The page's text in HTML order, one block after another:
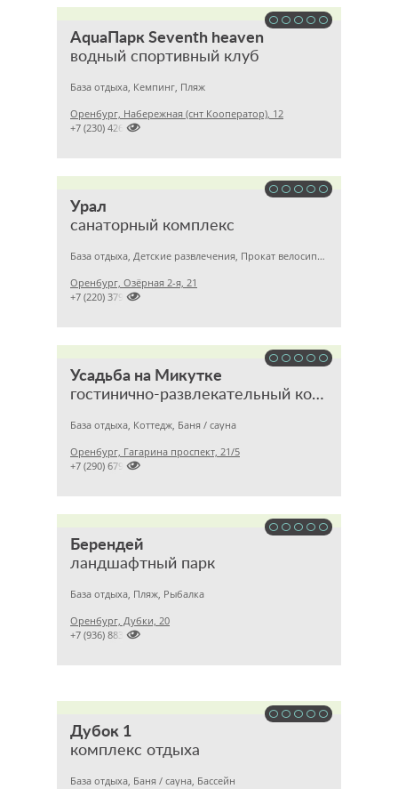
AquaПарк Seventh heaven
водный спортивный клуб
База отдыха, Кемпинг, Пляж
Оренбург, Набережная (снт Кооператор), 12

+7 (230) 426
Урал
санаторный комплекс
База отдыха, Детские развлечения, Прокат велосипедов
Оренбург, Озёрная 2-я, 21

+7 (220) 379
Усадьба на Микутке
гостинично-развлекательный комплекс
База отдыха, Коттедж, Баня / сауна
Оренбург, Гагарина проспект, 21/5

+7 (290) 679
Берендей
ландшафтный парк
База отдыха, Пляж, Рыбалка
Оренбург, Дубки, 20

+7 (936) 883
Дубок 1
комплекс отдыха
База отдыха, Баня / сауна, Бассейн